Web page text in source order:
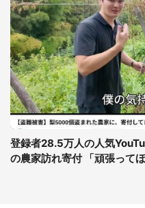
登録者28.5万人の人気
の農家訪れ寄付 「頑張って